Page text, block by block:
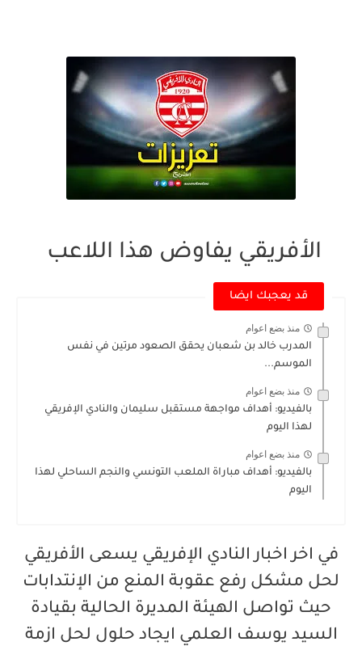
الأفريقي يفاوض هذا اللاعب
قد يعجبك ايضا
منذ بضع اعوام
المدرب خالد بن شعبان يحقق الصعود مرتين في نفس
الموسم...
منذ بضع اعوام
بالفيديو: أهداف مواجهة مستقبل سليمان والنادي الإفريقي
لهذا اليوم
منذ بضع اعوام
بالفيديو: أهداف مباراة الملعب التونسي والنجم الساحلي لهذا
اليوم
في اخر اخبار النادي الإفريقي يسعى الأفريقي
لحل مشكل رفع عقوبة المنع من الإنتدابات
حيث تواصل الهيئة المديرة الحالية بقيادة
السيد يوسف العلمي ايجاد حلول لحل ازمة